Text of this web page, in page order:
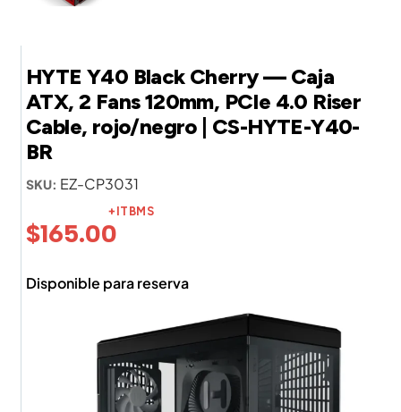
HYTE Y40 Black Cherry — Caja
ATX, 2 Fans 120mm, PCIe 4.0 Riser
Cable, rojo/negro | CS-HYTE-Y40-
BR
SKU: EZ-CP3031
$165.00
+ITBMS
Disponible para reserva